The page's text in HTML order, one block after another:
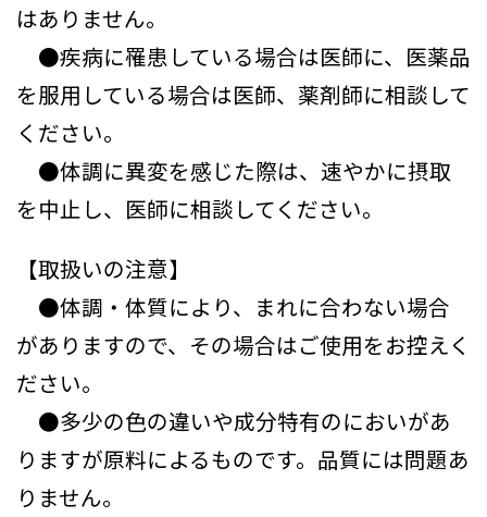
はありません。
●疾病に罹患している場合は医師に、医薬品
を服用している場合は医師、薬剤師に相談して
ください。
●体調に異変を感じた際は、速やかに摂取
を中止し、医師に相談してください。
【取扱いの注意】
●体調・体質により、まれに合わない場合
がありますので、その場合はご使用をお控えく
ださい。
●多少の色の違いや成分特有のにおいがあ
りますが原料によるものです。品質には問題あ
りません。